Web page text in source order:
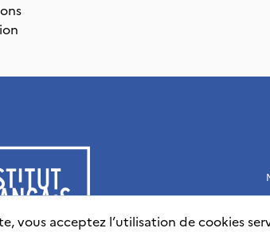
vous acceptez l’utilisation de cookies